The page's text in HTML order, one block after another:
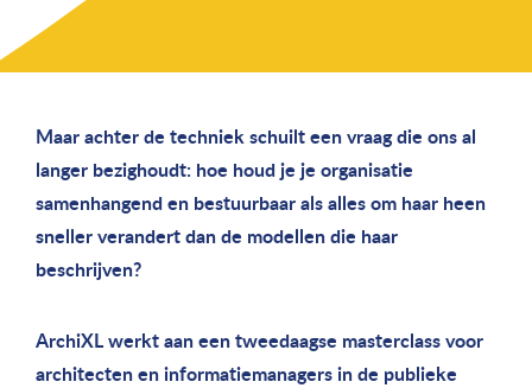
Maar achter de techniek schuilt een vraag die ons al
langer bezighoudt: hoe houd je je organisatie
samenhangend en bestuurbaar als alles om haar heen
sneller verandert dan de modellen die haar
beschrijven?
ArchiXL werkt aan een tweedaagse masterclass voor
architecten en informatiemanagers in de publieke